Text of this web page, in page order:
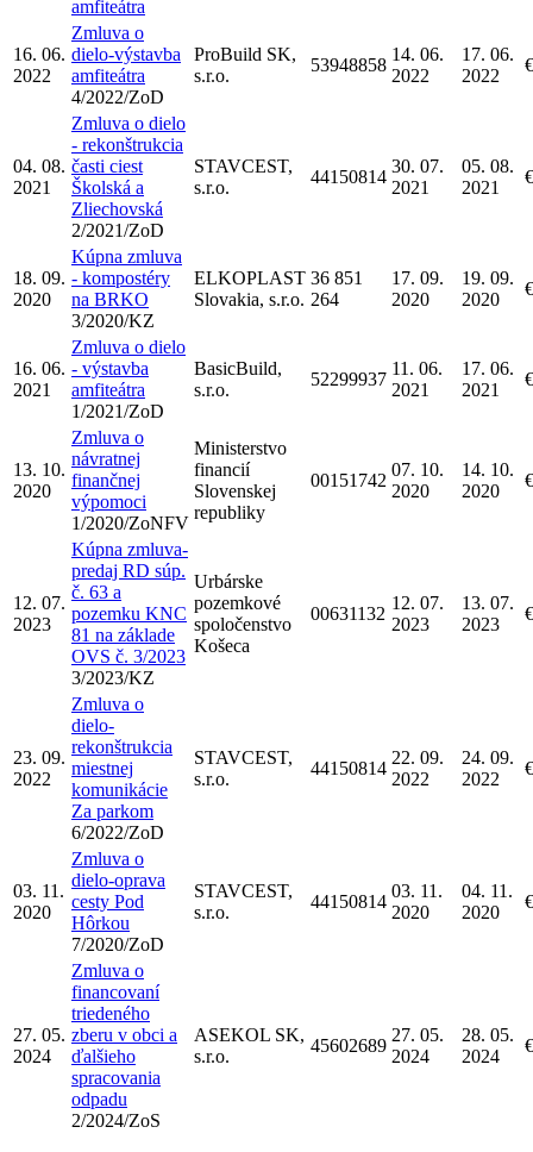
amfiteátra
16. 06.
2022
Zmluva o
dielo-výstavba
amfiteátra
4/2022/ZoD
ProBuild SK,
s.r.o.
53948858
14. 06.
2022
17. 06.
2022
04. 08.
2021
Zmluva o dielo
- rekonštrukcia
časti ciest
Školská a
Zliechovská
2/2021/ZoD
STAVCEST,
s.r.o.
44150814
30. 07.
2021
05. 08.
2021
18. 09.
2020
Kúpna zmluva
- kompostéry
na BRKO
3/2020/KZ
ELKOPLAST
Slovakia, s.r.o.
36 851
264
17. 09.
2020
19. 09.
2020
16. 06.
2021
Zmluva o dielo
- výstavba
amfiteátra
1/2021/ZoD
BasicBuild,
s.r.o.
52299937
11. 06.
2021
17. 06.
2021
13. 10.
2020
Zmluva o
návratnej
finančnej
výpomoci
1/2020/ZoNFV
Ministerstvo
financií
Slovenskej
republiky
00151742
07. 10.
2020
14. 10.
2020
12. 07.
2023
Kúpna zmluva-
predaj RD súp.
č. 63 a
pozemku KNC
81 na základe
OVS č. 3/2023
3/2023/KZ
Urbárske
pozemkové
spoločenstvo
Košeca
00631132
12. 07.
2023
13. 07.
2023
23. 09.
2022
Zmluva o
dielo-
rekonštrukcia
miestnej
komunikácie
Za parkom
6/2022/ZoD
STAVCEST,
s.r.o.
44150814
22. 09.
2022
24. 09.
2022
03. 11.
2020
Zmluva o
dielo-oprava
cesty Pod
Hôrkou
7/2020/ZoD
STAVCEST,
s.r.o.
44150814
03. 11.
2020
04. 11.
2020
27. 05.
2024
Zmluva o
financovaní
triedeného
zberu v obci a
ďalšieho
spracovania
odpadu
2/2024/ZoS
ASEKOL SK,
s.r.o.
45602689
27. 05.
2024
28. 05.
2024